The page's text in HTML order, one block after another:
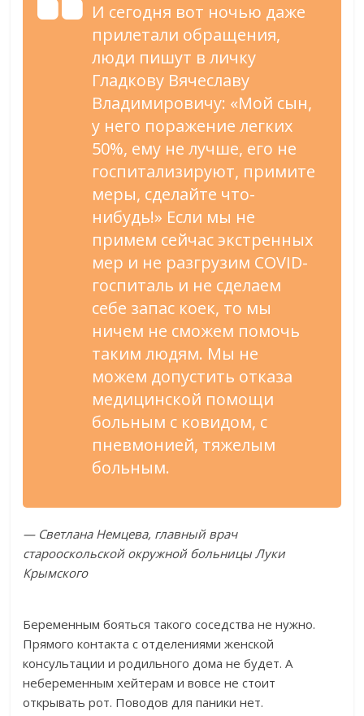
И сегодня вот ночью даже
прилетали обращения,
люди пишут в личку
Гладкову Вячеславу
Владимировичу: «Мой сын,
у него поражение легких
50%, ему не лучше, его не
госпитализируют, примите
меры, сделайте что-
нибудь!» Если мы не
примем сейчас экстренных
мер и не разгрузим COVID-
госпиталь и не сделаем
себе запас коек, то мы
ничем не сможем помочь
таким людям. Мы не
можем допустить отказа
медицинской помощи
больным с ковидом, с
пневмонией, тяжелым
больным.
— Светлана Немцева, главный врач
старооскольской окружной больницы Луки
Крымского
Беременным бояться такого соседства не нужно.
Прямого контакта с отделениями женской
консультации и родильного дома не будет. А
небеременным хейтерам и вовсе не стоит
открывать рот. Поводов для паники нет.